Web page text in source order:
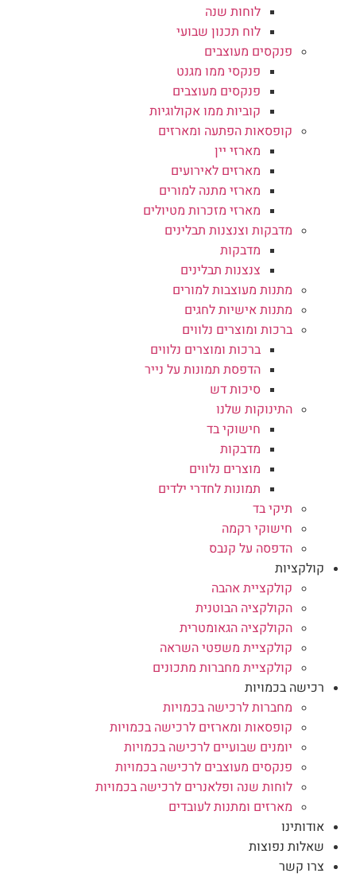
לוחות שנה
לוח תכנון שבועי
פנקסים מעוצבים
פנקסי ממו מגנט
פנקסים מעוצבים
קוביות ממו אקולוגיות
קופסאות הפתעה ומארזים
מארזי יין
מארזים לאירועים
מארזי מתנה למורים
מארזי מזכרות מטיולים
מדבקות וצנצנות תבלינים
מדבקות
צנצנות תבלינים
מתנות מעוצבות למורים
מתנות אישיות לחגים
ברכות ומוצרים נלווים
ברכות ומוצרים נלווים
הדפסת תמונות על נייר
סיכות דש
התינוקות שלנו
חישוקי בד
מדבקות
מוצרים נלווים
תמונות לחדרי ילדים
תיקי בד
חישוקי רקמה
הדפסה על קנבס
קולקציות
קולקציית אהבה
הקולקציה הבוטנית
הקולקציה הגאומטרית
קולקציית משפטי השראה
קולקציית מחברות מתכונים
רכישה בכמויות
מחברות לרכישה בכמויות
קופסאות ומארזים לרכישה בכמויות
יומנים שבועיים לרכישה בכמויות
פנקסים מעוצבים לרכישה בכמויות
לוחות שנה ופלאנרים לרכישה בכמויות
מארזים ומתנות לעובדים
אודותינו
שאלות נפוצות
צרו קשר